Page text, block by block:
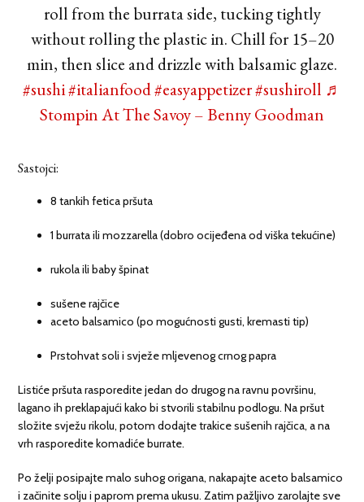
roll from the burrata side, tucking tightly
without rolling the plastic in. Chill for 15–20
min, then slice and drizzle with balsamic glaze.
#sushi#italianfood#easyappetizer#sushiroll ♬
Stompin At The Savoy – Benny Goodman
Sastojci:
8 tankih fetica pršuta
1 burrata ili mozzarella (dobro ocijeđena od viška tekućine)
rukola ili baby špinat
sušene rajčice
aceto balsamico (po mogućnosti gusti, kremasti tip)
Prstohvat soli i svježe mljevenog crnog papra
Listiće pršuta rasporedite jedan do drugog na ravnu površinu,
lagano ih preklapajući kako bi stvorili stabilnu podlogu. Na pršut
složite svježu rikolu, potom dodajte trakice sušenih rajčica, a na
vrh rasporedite komadiće burrate.
Po želji posipajte malo suhog origana, nakapajte aceto balsamico
i začinite solju i paprom prema ukusu. Zatim pažljivo zarolajte sve